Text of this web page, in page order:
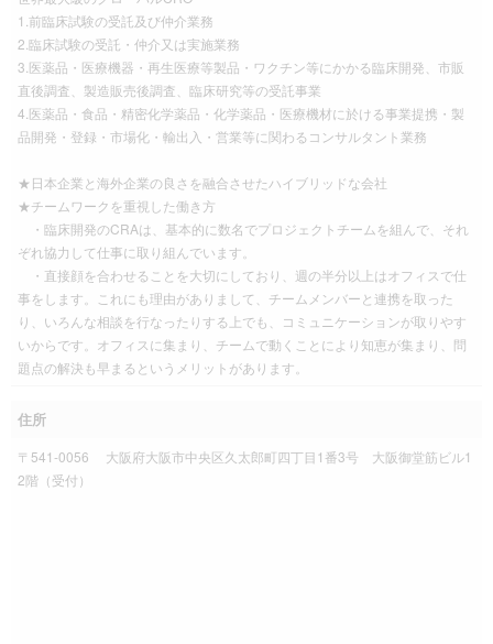
1.前臨床試験の受託及び仲介業務
2.臨床試験の受託・仲介又は実施業務
3.医薬品・医療機器・再生医療等製品・ワクチン等にかかる臨床開発、市販
直後調査、製造販売後調査、臨床研究等の受託事業
4.医薬品・食品・精密化学薬品・化学薬品・医療機材に於ける事業提携・製
品開発・登録・市場化・輸出入・営業等に関わるコンサルタント業務
★日本企業と海外企業の良さを融合させたハイブリッドな会社
★チームワークを重視した働き方
・臨床開発のCRAは、基本的に数名でプロジェクトチームを組んで、それ
ぞれ協力して仕事に取り組んでいます。
・直接顔を合わせることを大切にしており、週の半分以上はオフィスで仕
事をします。これにも理由がありまして、チームメンバーと連携を取った
り、いろんな相談を行なったりする上でも、コミュニケーションが取りやす
いからです。オフィスに集まり、チームで動くことにより知恵が集まり、問
題点の解決も早まるというメリットがあります。
住所
〒541-0056​ 大阪府大阪市中央区久太郎町四丁目1番3号 大阪御堂筋ビル1
2階（受付）